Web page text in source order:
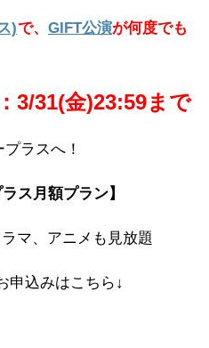
)で、 GIFT公演が何度でも
3/31(金)23:59まで
ラスへ！
ス月額プラン】
マ、アニメも見放題
申込みはこちら↓